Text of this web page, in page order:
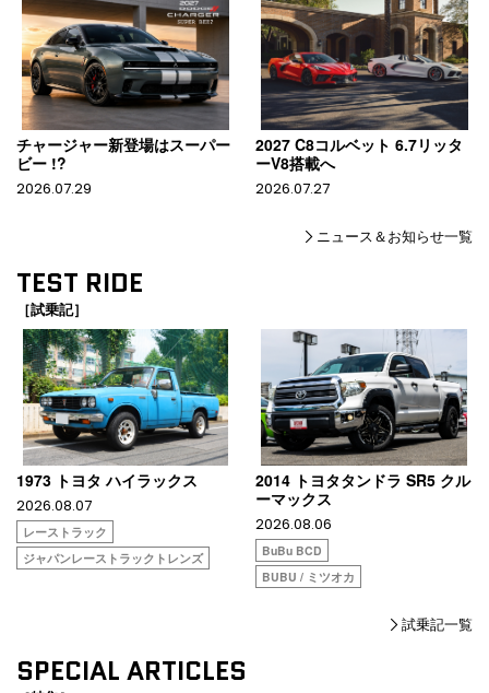
チャージャー新登場はスーパー
ビー !?
2026.07.29
2027 C8コルベット 6.7リッタ
ーV8搭載へ
2026.07.27
ニュース＆お知らせ一覧
TEST RIDE
［試乗記］
1973 トヨタ ハイラックス
2026.08.07
レーストラック
ジャパンレーストラックトレンズ
2014 トヨタタンドラ SR5 クル
ーマックス
2026.08.06
BuBu BCD
BUBU / ミツオカ
試乗記一覧
SPECIAL ARTICLES